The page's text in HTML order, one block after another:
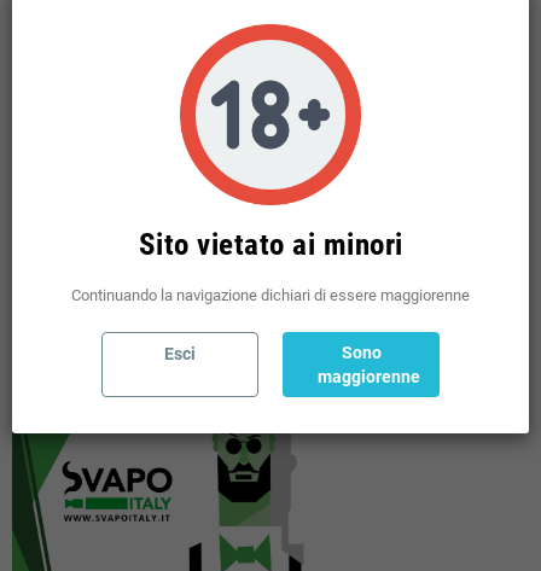
BASI NEUTRE VG PG E NICOTINE
MINI SHOT 10 + 10 TPD
POD PRERICARICATE
SHOT 20 / 60 ML MIX SERIES
Sito vietato ai minori
Continuando la navigazione dichiari di essere maggiorenne
Esci
Sono
maggiorenne